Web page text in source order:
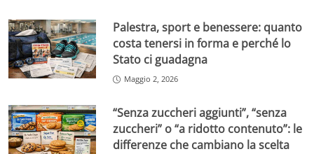
Palestra, sport e benessere: quanto
costa tenersi in forma e perché lo
Stato ci guadagna
Maggio 2, 2026
“Senza zuccheri aggiunti”, “senza
zuccheri” o “a ridotto contenuto”: le
differenze che cambiano la scelta